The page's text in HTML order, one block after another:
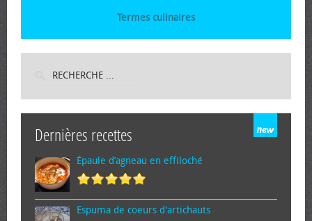
Termes culinaires
Dernières recettes
Épaule d’agneau en effiloché
Espuma de cœurs d'artichauts